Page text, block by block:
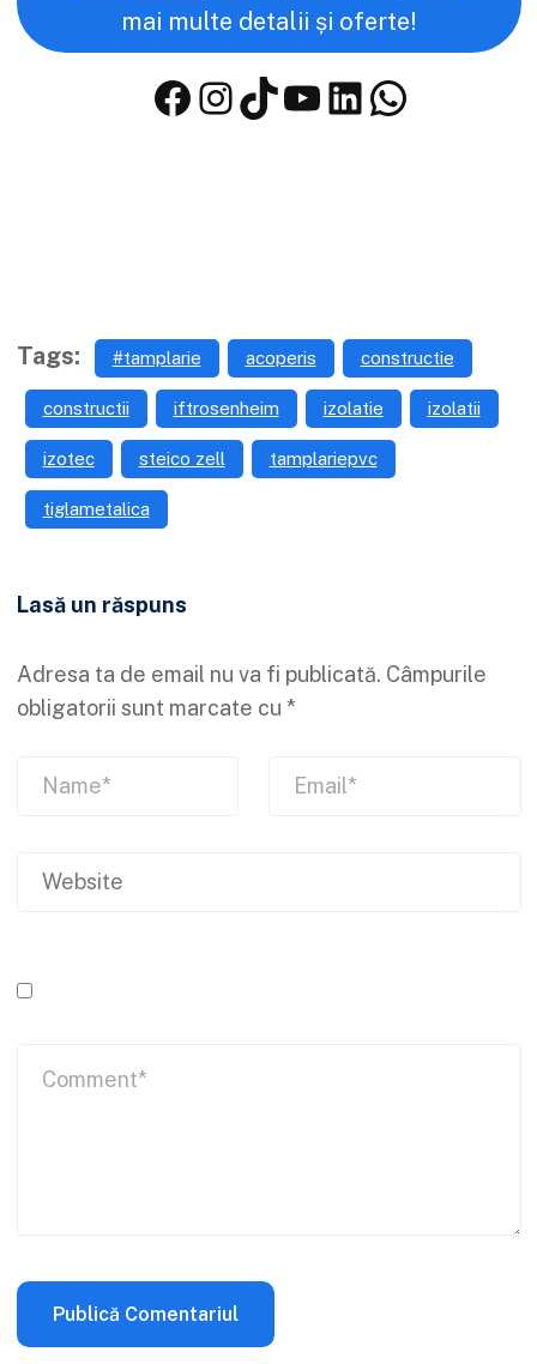
mai multe detalii și oferte!
Tags: #tamplarie acoperis constructie
constructii iftrosenheim izolatie izolatii
izotec steico zell tamplariepvc
tiglametalica
Lasă un răspuns
Adresa ta de email nu va fi publicată. Câmpurile
obligatorii sunt marcate cu *